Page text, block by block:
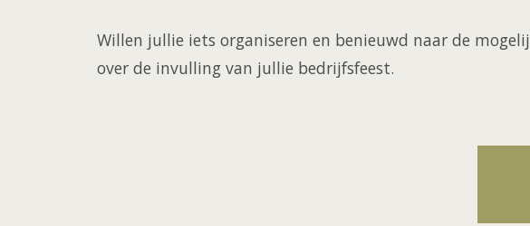
Willen jullie iets organiseren en benieuwd naar de
over de invulling van jullie bedrijfsfeest.